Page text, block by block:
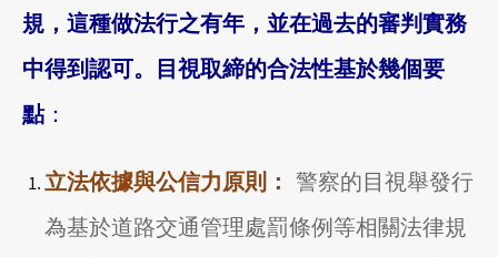
規，這種做法行之有年，並在過去的審判實務
中得到認可。目視取締的合法性基於幾個要
點：
立法依據與公信力原則：
警察的目視舉發行
為基於道路交通管理處罰條例等相關法律規